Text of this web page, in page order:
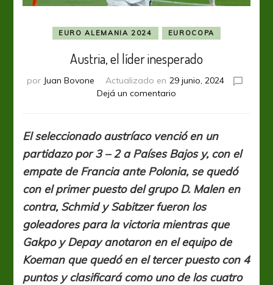
EURO ALEMANIA 2024 EUROCOPA
Austria, el líder inesperado
por Juan Bovone Actualizado en 29 junio, 2024
Dejá un comentario
líder
inesperado
El seleccionado austríaco venció en un
partidazo por 3 – 2 a Países Bajos y, con el
empate de Francia ante Polonia, se quedó
con el primer puesto del grupo D. Malen en
contra, Schmid y Sabitzer fueron los
goleadores para la victoria mientras que
Gakpo y Depay anotaron en el equipo de
Koeman que quedó en el tercer puesto con 4
puntos y clasificará como uno de los cuatro